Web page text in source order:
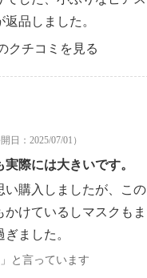
品しました。
クチコミを見る
日：2025/07/01）
際には大きいです。
い購入しましたが、こ
かけているしマスクも
ました。
と言っています